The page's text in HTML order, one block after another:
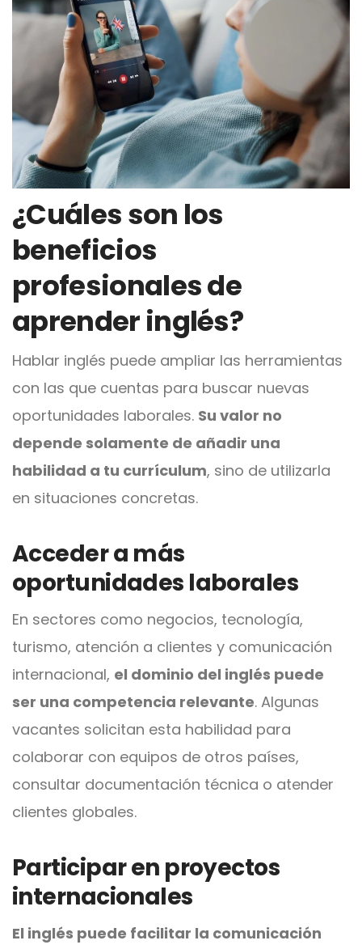
¿Cuáles son los
beneficios
profesionales de
aprender inglés?
Hablar inglés puede ampliar las herramientas
con las que cuentas para buscar nuevas
oportunidades laborales. Su valor no
depende solamente de añadir una
habilidad a tu currículum, sino de utilizarla
en situaciones concretas.
Acceder a más
oportunidades laborales
En sectores como negocios, tecnología,
turismo, atención a clientes y comunicación
internacional, el dominio del inglés puede
ser una competencia relevante. Algunas
vacantes solicitan esta habilidad para
colaborar con equipos de otros países,
consultar documentación técnica o atender
clientes globales.
Participar en proyectos
internacionales
El inglés puede facilitar la comunicación